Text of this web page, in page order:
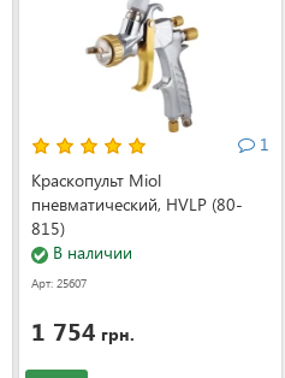
1
Краскопульт Miol
пневматический, HVLP (80-
815)
В наличии
Арт: 25607
1 754 грн.